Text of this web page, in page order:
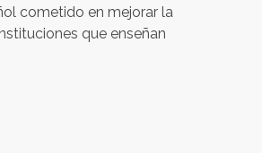
cometido en mejorar la
que enseñan